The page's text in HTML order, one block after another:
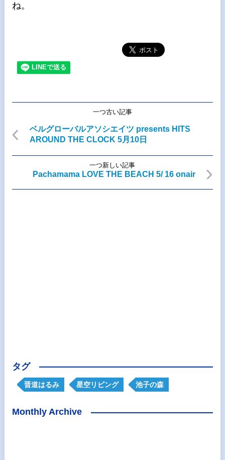
ね。
一つ古い記事
ベルグローバルアソシエイツ presents HITS
AROUND THE CLOCK 5月10日
一つ新しい記事
Pachamama LOVE THE BEACH 5/ 16 onair
タグ
晋道はるみ 星空リビング 池子の森
Monthly Archive